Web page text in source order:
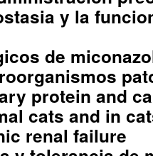
y la
de
protein and
cats and in
renal failure